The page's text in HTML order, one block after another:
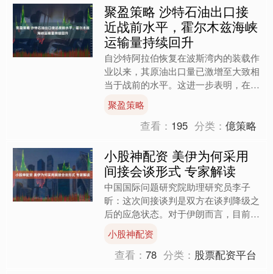
聚盈策略 沙特石油出口接
近战前水平，霍尔木兹海峡
运输量持续回升
自沙特阿拉伯恢复在波斯湾内的装载作
业以来，其原油出口量已激增至大致相
当于战前的水平。这进一步表明，在美
国与伊朗达成临时和平协议后，该地区
产油国的供应正在复苏。 ....
聚盈策略
查看： 195 分类：億策略
小股神配资 美伊为何采用
间接会谈形式 专家解读
中国国际问题研究院助理研究员李子
昕：这次间接谈判是双方在谈判降级之
后的应急状态。对于伊朗而言，目前的
重点并不是进行技术谈判，而需要跟进
谅解备忘录相关前置条款的落....
小股神配资
查看：78 分类： 股票配资平台